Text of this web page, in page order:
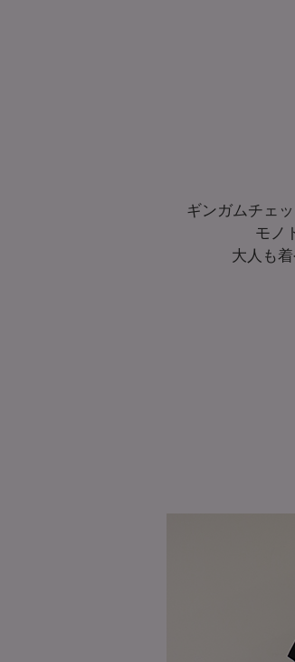
ギンガムチェ
モノ
大人も